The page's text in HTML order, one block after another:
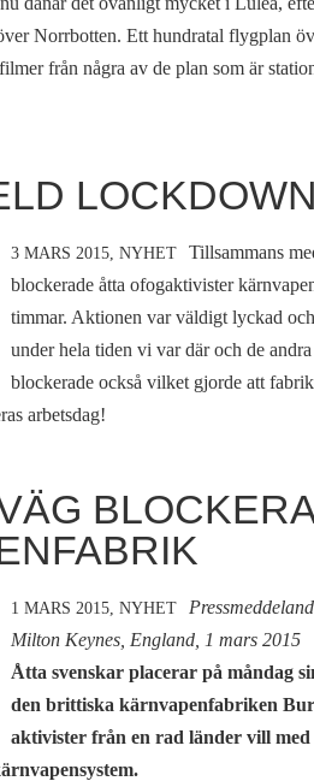
Norrbotten. Ett hundratal flygplan
från några av de plan som är
3 MARS 2015, NYHET
Tillsammans
blockerade åtta ofogaktivister
timmar. Aktionen var väldigt lyckad
under hela tiden vi var där och de
blockerade också vilket gjorde att
arbetsdag!
BLOCKERA
1 MARS 2015, NYHET
Milton Keynes, England, 1 mars 2015
Åtta svenskar placerar på måndag
den brittiska kärnvapenfabriken
aktivister från en rad länder vill